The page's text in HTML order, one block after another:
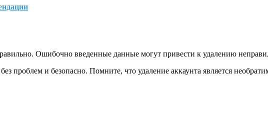
Ошибочно введенные данные могут привести к удалению
проблем и безопасно. Помните, что удаление аккаунта является